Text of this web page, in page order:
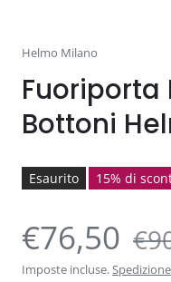
Helmo Milano
Fuoriporta
Bottoni
Esaurito 15% di
€76,50
Imposte incluse.Spedizione